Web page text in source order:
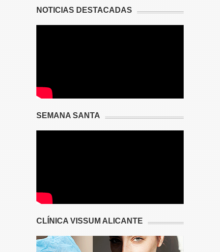
NOTICIAS DESTACADAS
SEMANA SANTA
CLÍNICA VISSUM ALICANTE